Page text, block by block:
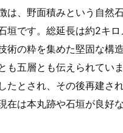
は、野面積みという自然
垣です。総延長は約2キロ
術の粋を集めた堅固な構
も五層とも伝えられてい
たとされ、その後再建さ
在は本丸跡や石垣が良好